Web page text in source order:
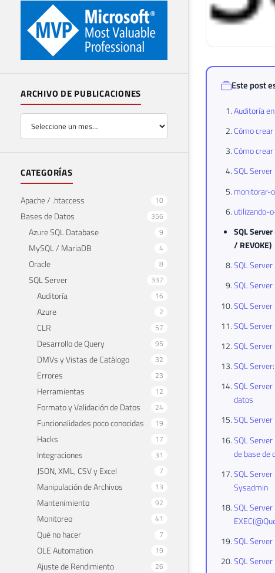
ARCHIVO DE PUBLICACIONES
CATEGORÍAS
Apache / .htaccess 10
Bases de Datos 356
Azure SQL Database 9
MySQL / MariaDB 4
Oracle 8
SQL Server 337
Auditoría 16
Azure 2
CLR 57
Desarrollo de Query 95
DMVs y Vistas de Catálogo 32
Errores 23
Herramientas 12
Formato y Validación de Datos 24
Funcionalidades poco conocidas 19
Hacks 17
Integraciones 31
JSON, XML, CSV y Excel 7
Manipulación de Archivos 13
Mantenimiento 92
Monitoreo 41
Qué no hacer 7
OLE Automation 19
Ajuste de Rendimiento 26
Este post
Auditoría
Cómo
Cómo
SQL
monitorar-
utilizando-
SQL
/ REVOKE)
SQL
SQL
SQL
SQL
SQL
SQL
SQL
datos
SQL
SQL
de base de
SQL
Sysadmin
SQL
SQL
SQL